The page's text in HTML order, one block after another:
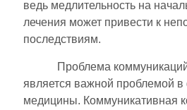
ведь медлительность на
лечения может привести к
последствиям.
Проблема коммуникаций
является важной проблемой
медицины. Коммуникативная